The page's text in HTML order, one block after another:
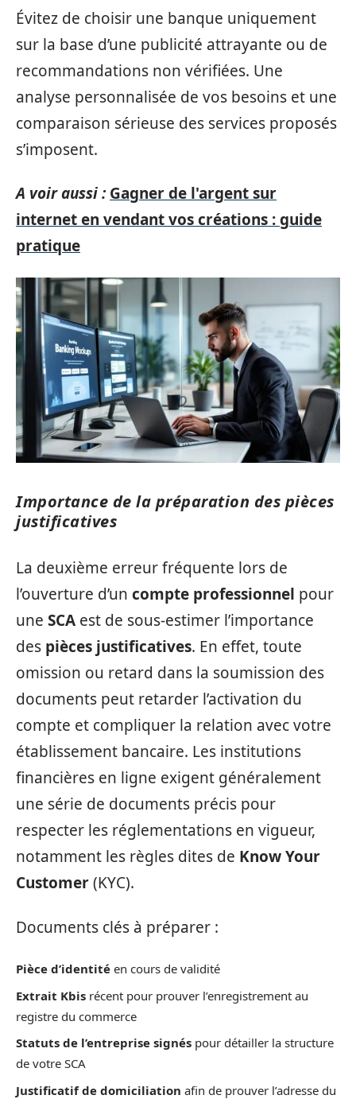
Évitez de choisir une banque uniquement
sur la base d’une publicité attrayante ou de
recommandations non vérifiées. Une
analyse personnalisée de vos besoins et une
comparaison sérieuse des services proposés
s’imposent.
A voir aussi : Gagner de l'argent sur
internet en vendant vos créations : guide
pratique
Importance de la préparation des pièces
justificatives
La deuxième erreur fréquente lors de
l’ouverture d’un compte professionnel pour
une SCA est de sous-estimer l’importance
des pièces justificatives. En effet, toute
omission ou retard dans la soumission des
documents peut retarder l’activation du
compte et compliquer la relation avec votre
établissement bancaire. Les institutions
financières en ligne exigent généralement
une série de documents précis pour
respecter les réglementations en vigueur,
notamment les règles dites de Know Your
Customer(KYC).
Documents clés à préparer :
Pièce d’identité en cours de validité
Extrait Kbis récent pour prouver l’enregistrement au
registre du commerce
Statuts de l’entreprise signés pour détailler la structure
de votre SCA
Justificatif de domiciliation afin de prouver l’adresse du